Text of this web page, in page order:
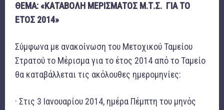
ΘΕΜΑ: «ΚΑΤΑΒΟΛΗ ΜΕΡΙΣΜΑΤΟΣ Μ.Τ.Σ. ΓΙΑ ΤΟ
ΕΤΟΣ 2014»
Σύμφωνα με ανακοίνωση του Μετοχικού Ταμείου
Στρατού το Μέρισμα για το έτος 2014 από το Ταμείο
θα καταβάλλεται τις ακόλουθες ημερομηνίες:
· Στις 3 Ιανουαρίου 2014, ημέρα Πέμπτη του μηνός